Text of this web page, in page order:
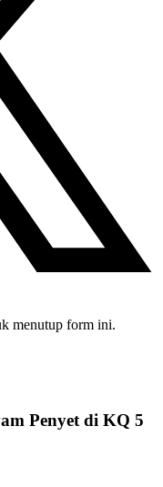
menutup form ini.
Penyet di KQ 5